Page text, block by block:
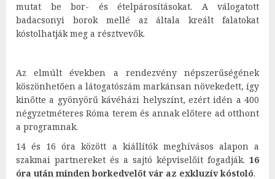
mutat be bor- és ételpárosításokat. A válogatott
badacsonyi borok mellé az általa kreált falatokat
kóstolhatják meg a résztvevők.
Az elmúlt években a rendezvény népszerűségének
köszönhetően a látogatószám markánsan növekedett, így
kinőtte a gyönyörű kávéházi helyszínt, ezért idén a 400
négyzetméteres Róma terem és annak előtere ad otthont
a programnak.
14 és 16 óra között a kiállítók meghívásos alapon a
szakmai partnereket és a sajtó képviselőit fogadják. 16
óra után minden borkedvelőt vár az exkluzív kóstoló.